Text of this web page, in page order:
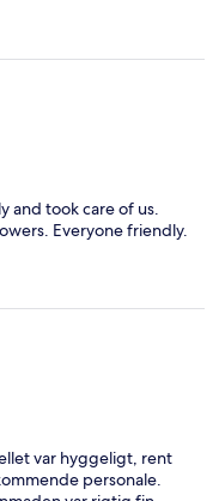
and took care of us.
Everyone friendly.
var hyggeligt, rent
personale.